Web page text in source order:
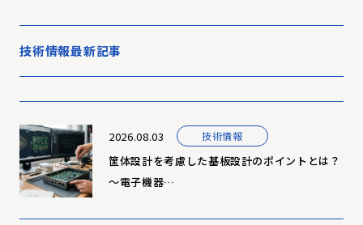
技術情報最新記事
2026.08.03 技術情報
筐体設計を考慮した基板設計のポイントとは？
～電子機器…